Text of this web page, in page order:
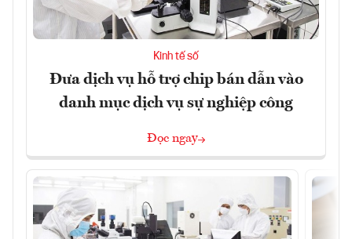
Kinh tế số
Đưa dịch vụ hỗ trợ chip bán dẫn vào
danh mục dịch vụ sự nghiệp công
Đọc ngay